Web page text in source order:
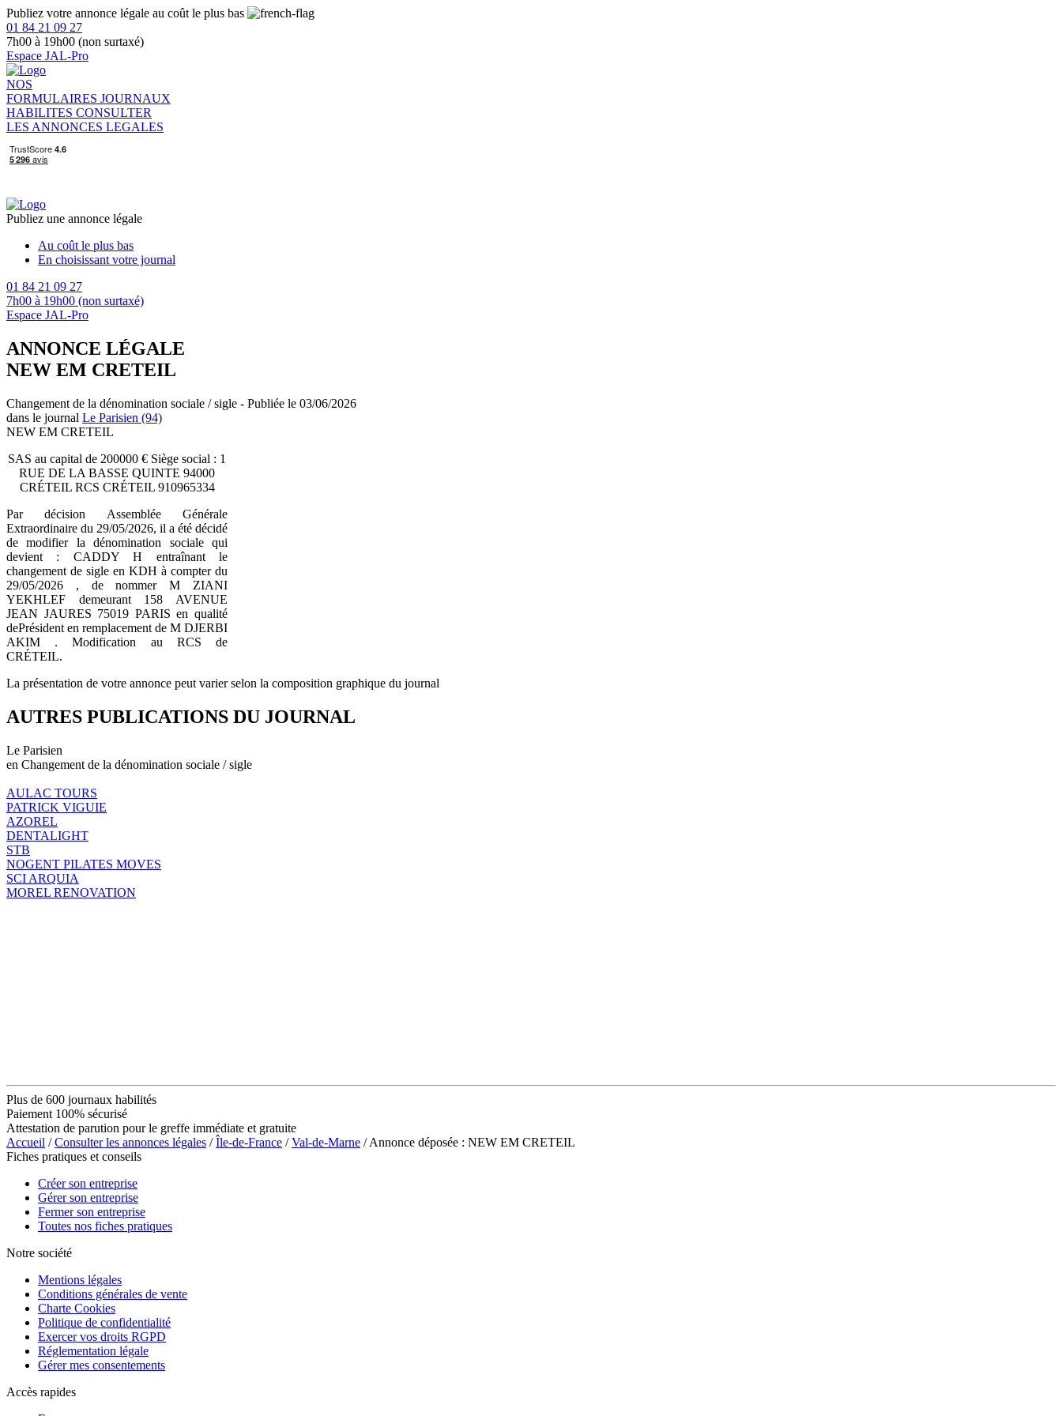
Publiez votre annonce légale au coût le plus bas
01 84 21 09 27
7h00 à 19h00 (non surtaxé)
Espace JAL-Pro
NOS
FORMULAIRES JOURNAUX
HABILITES CONSULTER
LES ANNONCES LEGALES
Publiez une annonce légale
Au coût le plus bas
En choisissant votre journal
01 84 21 09 27
7h00 à 19h00 (non surtaxé)
Espace JAL-Pro
ANNONCE LÉGALE
NEW EM CRETEIL
Changement de la dénomination sociale / sigle - Publiée le 03/06/2026
dans le journal Le Parisien (94)
NEW EM CRETEIL
SAS au capital de 200000 € Siège social : 1
RUE DE LA BASSE QUINTE 94000
CRÉTEIL RCS CRÉTEIL 910965334
Par décision Assemblée Générale
Extraordinaire du 29/05/2026, il a été décidé
de modifier la dénomination sociale qui
devient : CADDY H entraînant le
changement de sigle en KDH à compter du
29/05/2026 , de nommer M ZIANI
YEKHLEF demeurant 158 AVENUE
JEAN JAURES 75019 PARIS en qualité
dePrésident en remplacement de M DJERBI
AKIM . Modification au RCS de
CRÉTEIL.
La présentation de votre annonce peut varier selon la composition graphique du journal
AUTRES PUBLICATIONS DU JOURNAL
Le Parisien
en Changement de la dénomination sociale / sigle
AULAC TOURS
PATRICK VIGUIE
AZOREL
DENTALIGHT
STB
NOGENT PILATES MOVES
SCI ARQUIA
MOREL RENOVATION
Plus de 600 journaux habilités
Paiement 100% sécurisé
Attestation de parution pour le greffe immédiate et gratuite
Accueil /Consulter les annonces légales /Île-de-France /Val-de-Marne / Annonce déposée : NEW EM CRETEIL
Fiches pratiques et conseils
Créer son entreprise
Gérer son entreprise
Fermer son entreprise
Toutes nos fiches pratiques
Notre société
Mentions légales
Conditions générales de vente
Charte Cookies
Politique de confidentialité
Exercer vos droits RGPD
Réglementation légale
Gérer mes consentements
Accès rapides